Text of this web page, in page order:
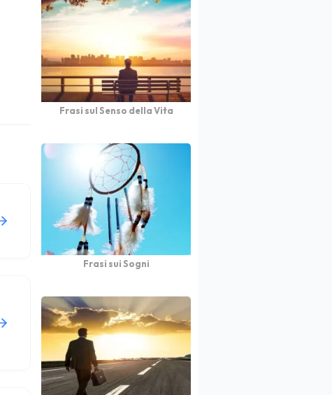
Frasi sul Senso della Vita
Frasi sui Sogni